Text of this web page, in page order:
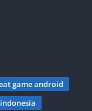
game android